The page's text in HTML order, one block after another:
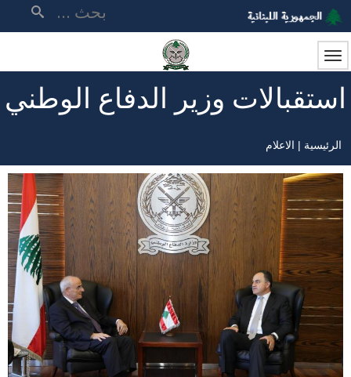
تجاوز
إلى
المحتوى
الرئيسي
استقبالات وزير الدفاع الوطني
مسار
التنقل
الرئيسية الاعلام